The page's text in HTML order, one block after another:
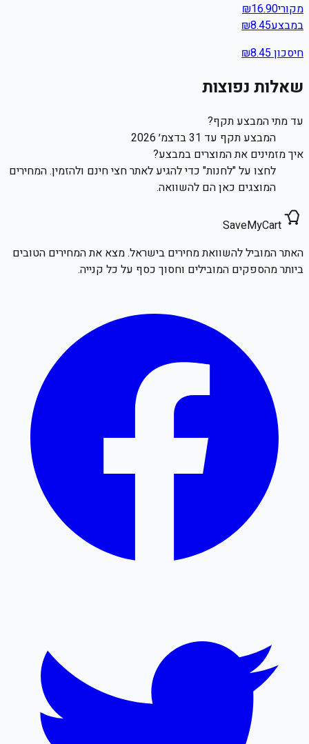
מקורי ₪16.90
במבצע
₪8.45
חיסכון ₪8.45
שאלות נפוצות
עד מתי המבצע תקף?
המבצע תקף עד 31 בדצמ׳ 2026
איך מזמינים את המוצרים במבצע?
לחצו על "לחנות" כדי להגיע לאתר חצי חינם ולהזמין. המחירים
המוצגים כאן הם להשוואה.
SaveMyCart
האתר המוביל להשוואת מחירים בישראל. מצא את המחירים הטובים
ביותר מהספקים המובילים וחסוך כסף על כל קנייה.